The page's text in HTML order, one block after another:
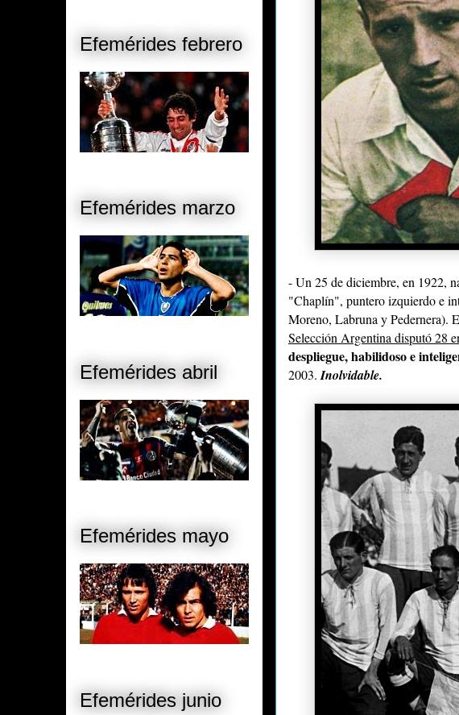
- Un 25 de diciembre, en 1922,
"Chaplín", puntero izquierdo e
Moreno, Labruna y Pedernera).
Selección Argentina disputó 28
despliegue, habilidoso e
2003. Inolvidable.
Efemérides febrero
Efemérides marzo
Efemérides abril
Efemérides mayo
Efemérides junio